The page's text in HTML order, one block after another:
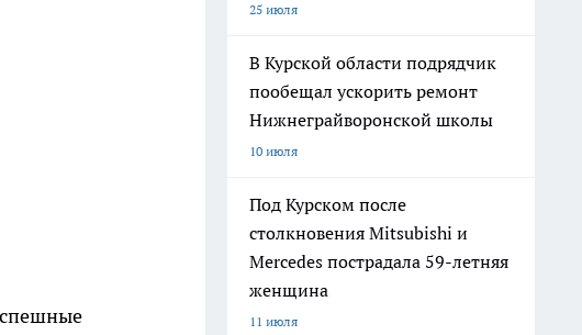
25 июля
В Курской области подрядчик
пообещал ускорить ремонт
Нижнеграйворонской школы
10 июля
Под Курском после
столкновения Mitsubishi и
Mercedes пострадала 59-летняя
женщина
11 июля